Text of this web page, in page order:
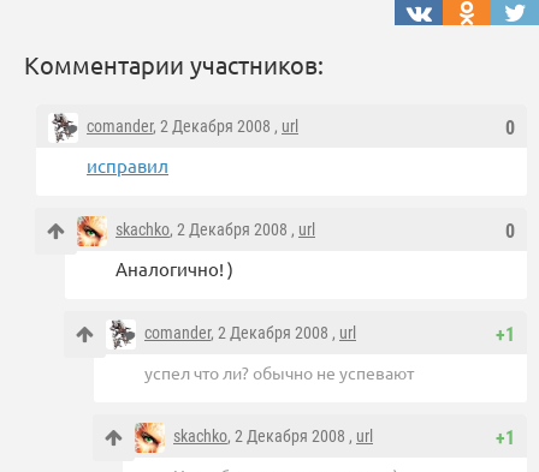
Комментарии участников:
0
comander, 2 Декабря 2008 , url
исправил
0
skachko, 2 Декабря 2008 , url
Аналогично! )
+1
comander, 2 Декабря 2008 , url
успел что ли? обычно не успевают
+1
skachko, 2 Декабря 2008 , url